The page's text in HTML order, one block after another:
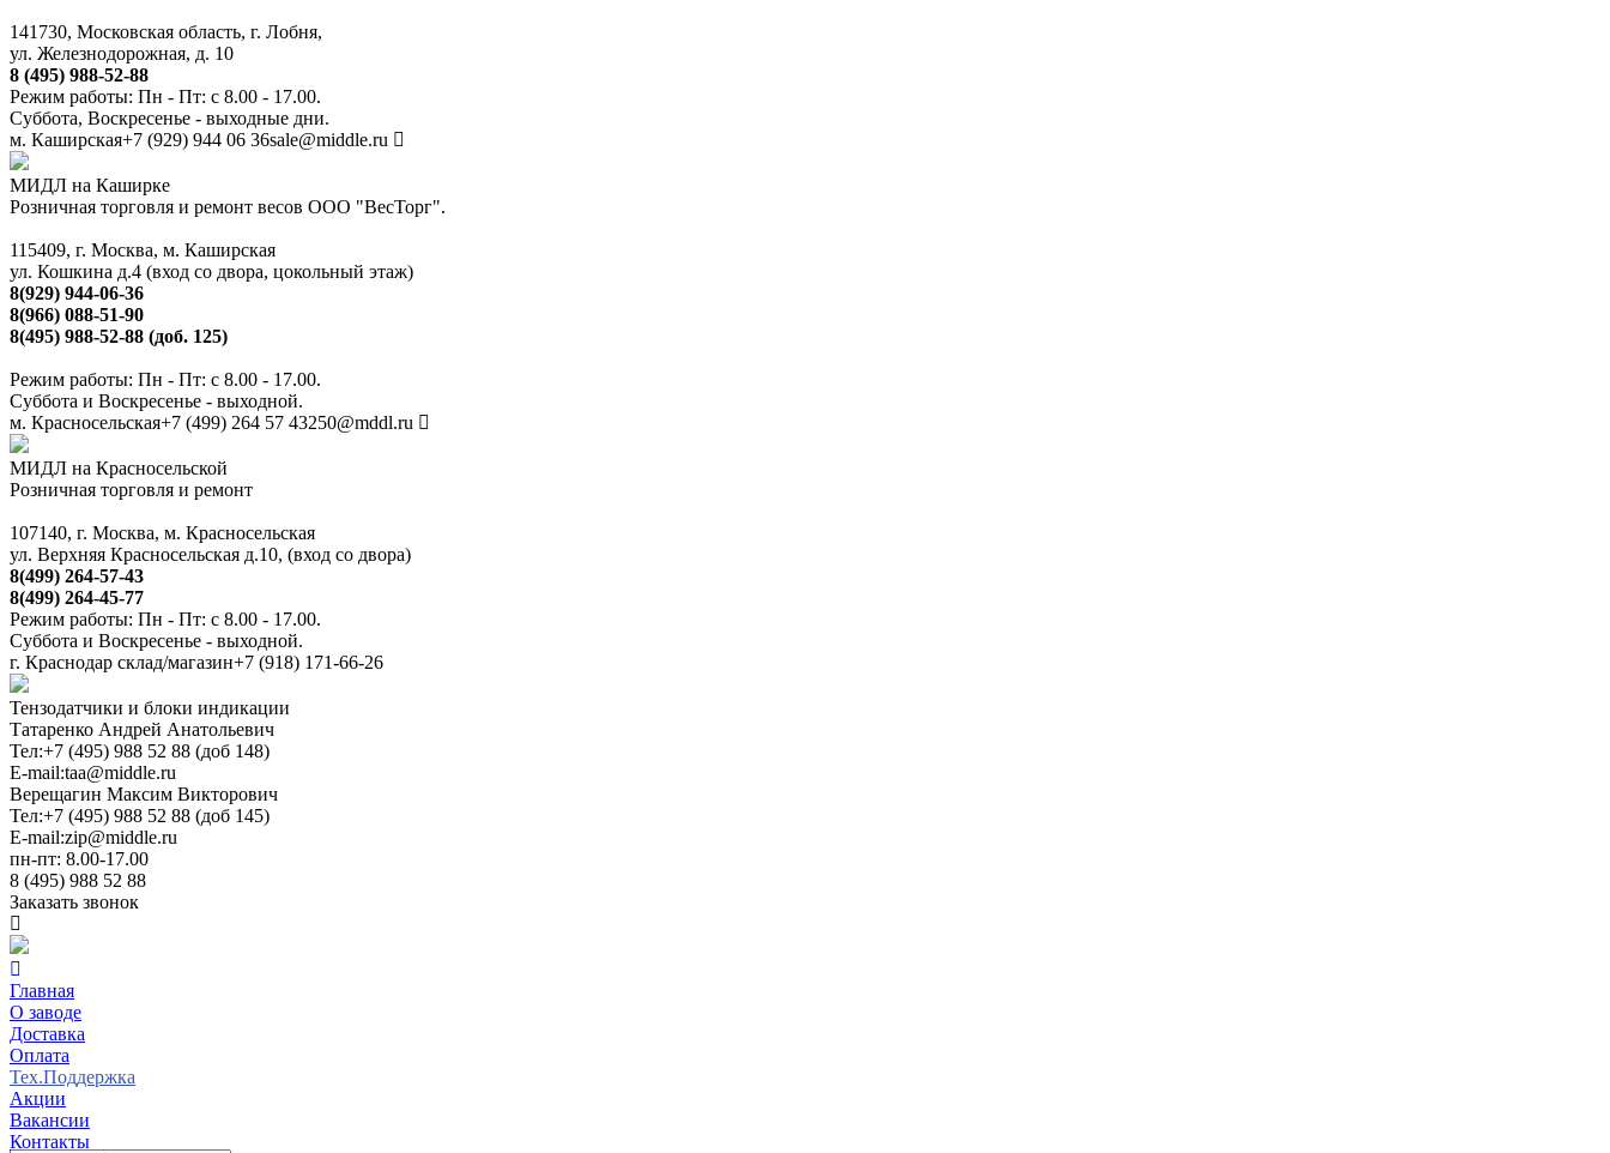
141730, Московская область, г. Лобня,
ул. Железнодорожная, д. 10
8 (495) 988-52-88
Режим работы: Пн - Пт: с 8.00 - 17.00.
Суббота, Воскресенье - выходные дни.
м. Каширская+7 (929) 944 06 36sale@middle.ru
МИДЛ на Каширке
Розничная торговля и ремонт весов ООО "ВесТорг".
115409, г. Москва, м. Каширская
ул. Кошкина д.4 (вход со двора, цокольный этаж)
8(929) 944-06-36
8(966) 088-51-90
8(495) 988-52-88 (доб. 125)
Режим работы: Пн - Пт: с 8.00 - 17.00.
Суббота и Воскресенье - выходной.
м. Красносельская+7 (499) 264 57 43250@mddl.ru
МИДЛ на Красносельской
Розничная торговля и ремонт
107140, г. Москва, м. Красносельская
ул. Верхняя Красносельская д.10, (вход со двора)
8(499) 264-57-43
8(499) 264-45-77
Режим работы: Пн - Пт: с 8.00 - 17.00.
Суббота и Воскресенье - выходной.
г. Краснодар склад/магазин+7 (918) 171-66-26
Тензодатчики и блоки индикации
Татаренко Андрей Анатольевич
Тел:+7 (495) 988 52 88 (доб 148)
E-mail:taa@middle.ru
Верещагин Максим Викторович
Тел:+7 (495) 988 52 88 (доб 145)
E-mail:zip@middle.ru
пн-пт: 8.00-17.00
8 (495) 988 52 88
Заказать звонок
Главная
О заводе
Доставка
Оплата
Тех.Поддержка
Акции
Вакансии
Контакты